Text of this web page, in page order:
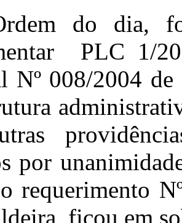
do dia,
PLC 1/
Nº 008/2004
por
requerimento